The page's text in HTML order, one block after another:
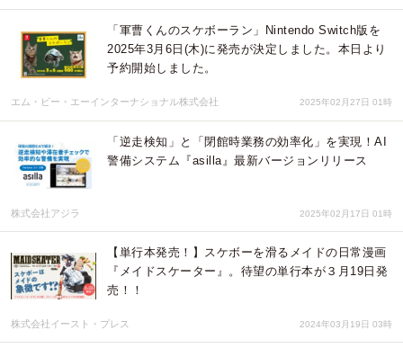
「軍曹くんのスケボーラン」Nintendo Switch版を
2025年3月6日(木)に発売が決定しました。本日より
予約開始しました。
エム・ビー・エーインターナショナル株式会社 2025年02月27日 01時
「逆走検知」と「閉館時業務の効率化」を実現！AI
警備システム『asilla』最新バージョンリリース
株式会社アジラ 2025年02月17日 01時
【単行本発売！】スケボーを滑るメイドの日常漫画
『メイドスケーター』。待望の単行本が３月19日発
売！！
株式会社イースト・プレス 2024年03月19日 03時